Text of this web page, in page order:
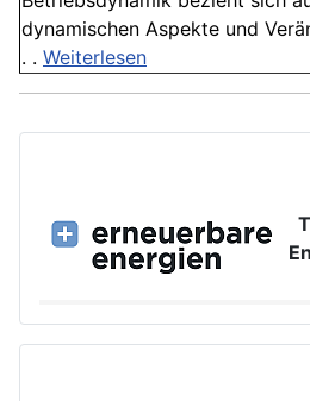
dynamischen Aspekte und
. . Weiterlesen